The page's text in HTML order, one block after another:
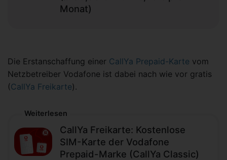
Monat)
Die Erstanschaffung einer CallYa Prepaid-Karte vom
Netzbetreiber Vodafone ist dabei nach wie vor gratis
(CallYa Freikarte).
Weiterlesen
CallYa Freikarte: Kostenlose
SIM-Karte der Vodafone
Prepaid-Marke (CallYa Classic)